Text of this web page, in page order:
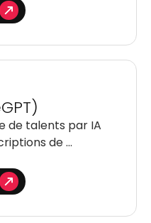
de talents par IA
de …